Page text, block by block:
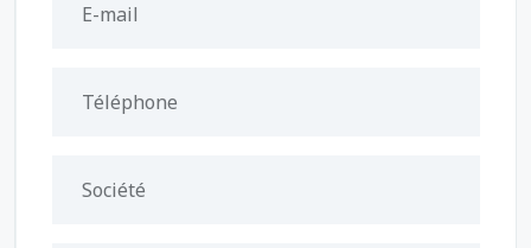
E-mail
Téléphone
Société